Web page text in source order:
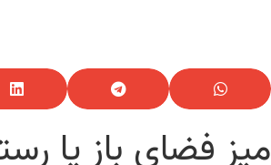
میز فضای باز یا